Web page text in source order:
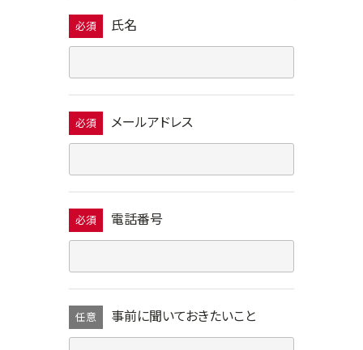
必須 氏名
必須 メールアドレス
必須 電話番号
任意 事前に聞いておきたいこと